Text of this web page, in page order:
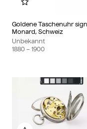
Goldene Taschenuhr
Monard, Schweiz
Unbekannt
1880 – 1900
Zu meinem